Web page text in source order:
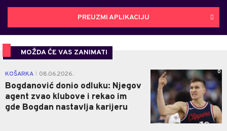
PREUZMI APLIKACIJU
MOŽDA ĆE VAS ZANIMATI
KOŠARKA 08.06.2026.
Bogdanović donio odluku: Njegov
agent zvao klubove i rekao im
gde Bogdan nastavlja karijeru
0